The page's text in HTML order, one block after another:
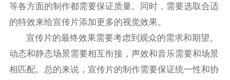
等各方面的制作都需要保证质量。同时，需要选取合适
的特效来给宣传片添加更多的视觉效果。
宣传片的最终效果需要考虑到观众的需求和期望。
动态和静态场景需要相互衔接，声效和音乐需要和场景
相匹配。总的来说，宣传片的制作需要保证统一性和协